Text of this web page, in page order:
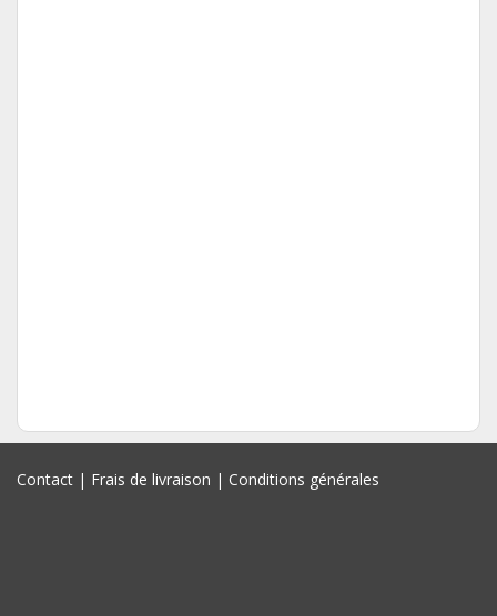
Contact | Frais de livraison | Conditions générales